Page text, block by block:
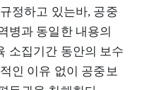
정하고 있는바, 공중
병과 동일한 내용의
소집기간 동안의 보수
인 이유 없이 공중보